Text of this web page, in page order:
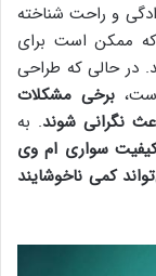
و راحت شناخته
که ممکن است برای
در حالی که طراحی
برخی مشکلات
. به
سواری ام وی
کمی ناخوشایند